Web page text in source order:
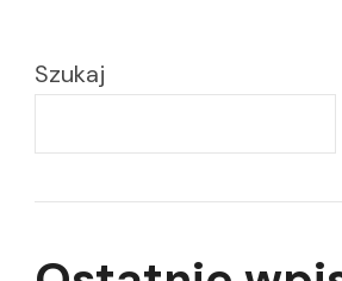
Szukaj